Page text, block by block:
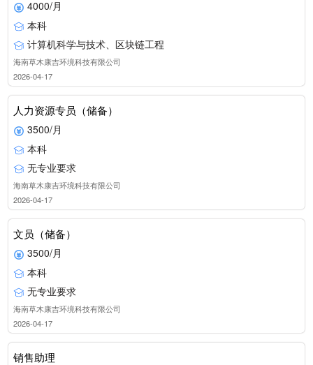
4000/月
本科
计算机科学与技术、区块链工程
海南草木康吉环境科技有限公司
2026-04-17
人力资源专员（储备）
3500/月
本科
无专业要求
海南草木康吉环境科技有限公司
2026-04-17
文员（储备）
3500/月
本科
无专业要求
海南草木康吉环境科技有限公司
2026-04-17
销售助理